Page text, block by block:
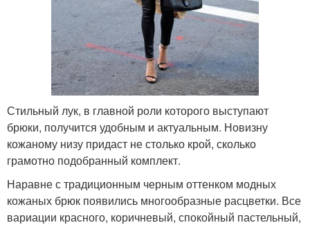
Стильный лук, в главной роли которого выступают
брюки, получится удобным и актуальным. Новизну
кожаному низу придаст не столько крой, сколько
грамотно подобранный комплект.
Наравне с традиционным черным оттенком модных
кожаных брюк появились многообразные расцветки. Все
вариации красного, коричневый, спокойный пастельный,